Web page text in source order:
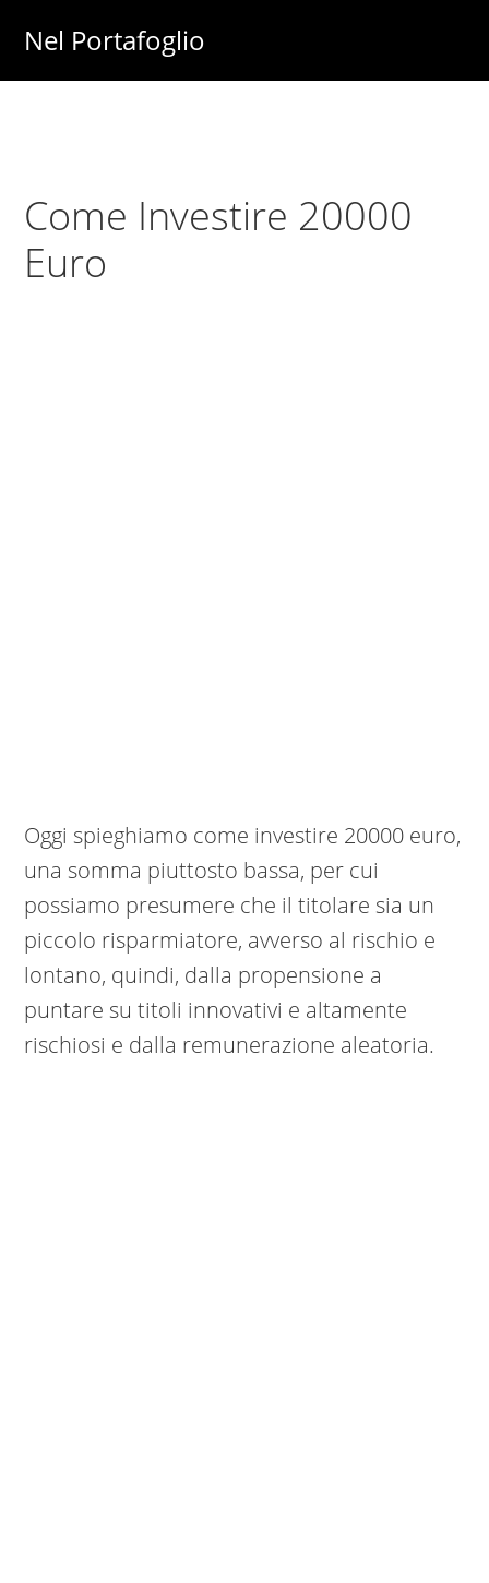
main
primary
Nel Portafoglio
Risparmio
-
Soldi
Come Investire 20000
Euro
Oggi spieghiamo come investire 20000 euro,
una somma piuttosto bassa, per cui
possiamo presumere che il titolare sia un
piccolo risparmiatore, avverso al rischio e
lontano, quindi, dalla propensione a
puntare su titoli innovativi e altamente
rischiosi e dalla remunerazione aleatoria.